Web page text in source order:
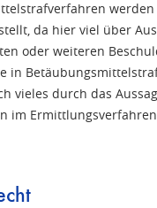
werden
da hier viel über
oder weiteren
in
vieles durch das
im